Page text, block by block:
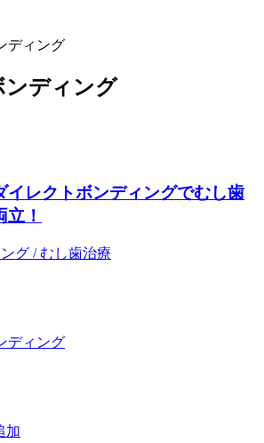
ディング
ンディング
イレクトボンディングでむし歯
！
グ / むし歯治療
ディング
加